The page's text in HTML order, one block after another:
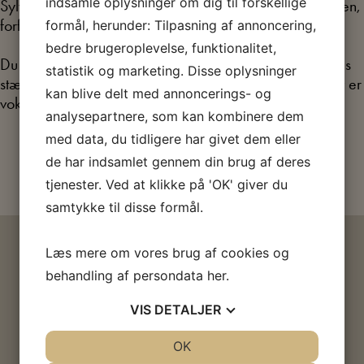
Sylvester – men også gøgleren, musikeren, skuespilleren,
forfatteren og mennesket bag.
Du får indblik i hans unikke univers, hans humor og hans
stærke værdier, formet af den arbejderklasse, han selv er
vokset ud af.
Køb billet
HVIS DU SYNES, EMNET ER
SPÆNDENDE
formål, herunder: Tilpasning af annoncering,
bedre brugeroplevelse, funktionalitet,
statistik og marketing. Disse oplysninger
kan blive delt med annoncerings- og
analysepartnere, som kan kombinere dem
med data, du tidligere har givet dem eller
de har indsamlet gennem din brug af deres
tjenester. Ved at klikke på 'OK' giver du
samtykke til disse formål.
Læs mere om vores brug af cookies og
behandling af persondata her.
VIS DETALJER
OK